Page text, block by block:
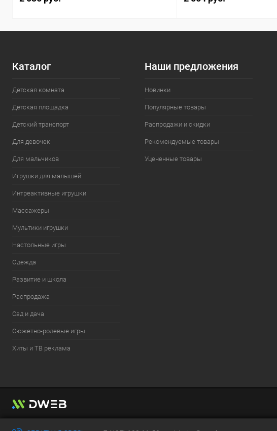
Каталог
Детская комната
Детская площадка
Детский транспорт
Для девочек
Для мальчиков
Игрушки для малышей
Интреактивные игрушки
Массажеры
Мультики игрушки
Настольные игры
Одежда
Развитие и школа
Распродажа
Сад и дача
Сюжетно-ролевые игры
Хиты и ТВ реклама
Наши предложения
Новинки
Популярные товары
Распродажи и скидки
Рекомендуемые товары
Уцененные товары